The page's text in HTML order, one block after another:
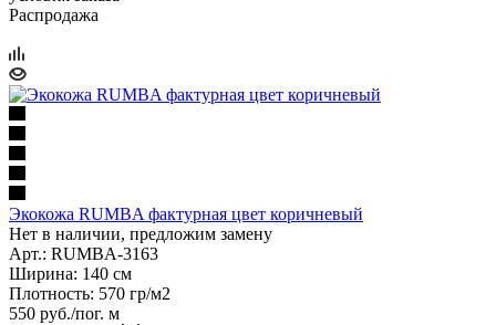
Распродажа
Экокожа RUMBA фактурная цвет коричневый
Нет в наличии, предложим замену
Арт.: RUMBA-3163
Ширина: 140 см
Плотность: 570 гр/м2
550 руб./пог. м